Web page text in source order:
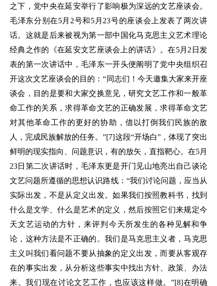
之下，党中央在延安举行了影响极为深远的文艺座谈会。
毛泽东分别在5月2号和5月23号的座谈会上发表了两次讲
话。这就是后来被视为第一部中国化马克思主义艺术理论
经典之作的《在延安文艺座谈会上的讲话》。在5月2日发
表的第一次讲话中，毛泽东一开头便阐明了党中央组织召
开这次文艺座谈会的目的：“同志们！今天邀集大家来开座
谈会，目的是要和大家交换意见，研究文艺工作和一般革
命工作的关系，求得革命文艺的正确发展，求得革命文艺
对其他革命工作的更好的协助，借以打倒我们民族的敌
人，完成民族解放的任务。”[7]这段“开场白”，体现了突出
鲜明的现实指向、问题意识，有的放矢，直指靶心。在5月
23日第二次讲话时，毛泽东更是开门见山地亮出自己谈论
文艺问题所遵循的思想认识路线：“我们讨论问题，应当从
实际出发，不是从定义出发。如果我们按照教科书，找到
什么是文学、什么是艺术的定义，然后按照它们来规定今
天文艺运动的方针，来评判今天所发生的各种见解和争
论，这种方法是不正确的。我们是马克思主义者，马克思
主义叫我们看问题不要从抽象的定义出发，而要从客观存
在的事实出发，从分析这些事实中找出方针、政策、办法
来。我们现在讨论文艺工作，也应该这样做。”[8]在明确